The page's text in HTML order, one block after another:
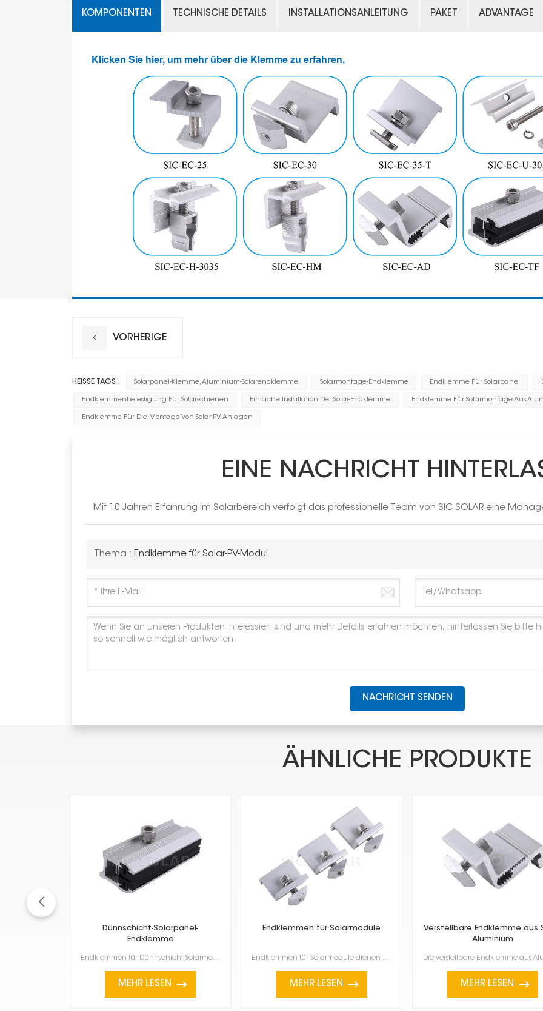
KOMPONENTEN TECHNISCHE DETAILS INSTALLATIONSANLEITUNG PAKET ADVANTAGE
Klicken Sie hier, um mehr über die Klemme zu erfahren.
VORHERIGE
HEISSE TAGS : Solarpanel-Klemme, Aluminium-Solarendklemme Solarmontage-Endklemme Endklemme Für Solarpanel
Endklemmenbefestigung Für Solarschienen Einfache Installation Der Solar-Endklemme Endklemme Für Solarmontage Aus
Endklemme Für Die Montage Von Solar-PV-Anlagen
EINE NACHRICHT
Mit 10 Jahren Erfahrung im Solarbereich verfolgt das professionelle Team von SIC SOLAR eine
Thema : Endklemme für Solar-PV-Modul
NACHRICHT SENDEN
ÄHNLICHE PRODUKTE
Dünnschicht-Solarpanel-
Endklemme
Endklemmen für Dünnschicht-Solarmodule erfreuen sich zunehmender Beliebtheit, da sie leicht und flex...
MEHR LESEN
Endklemmen für Solarmodule
Endklemmen für Solarmodule dienen dazu, Solarmodule am Ende einer Reihe oder eines Rasters auf der M...
MEHR LESEN
Verstellbare Endklemme aus
Aluminium
MEHR LESEN